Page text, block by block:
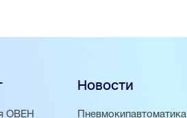
ОВЕН
Новости
Пневмокипавтоматика